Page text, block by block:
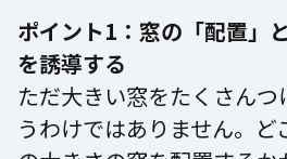
ポイント1：窓の「配置」
を誘導する
ただ大きい窓をたくさん
うわけではありません。ど